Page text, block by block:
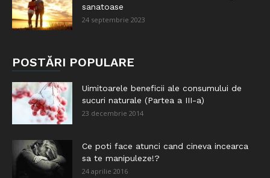
sanatoase
24 septembrie 2023
POSTĂRI POPULARE
Uimitoarele beneficii ale consumului de
sucuri naturale (Partea a III-a)
23 decembrie 2014
Ce poti face atunci cand cineva incearca
sa te manipuleze!?
24 aprilie 2016